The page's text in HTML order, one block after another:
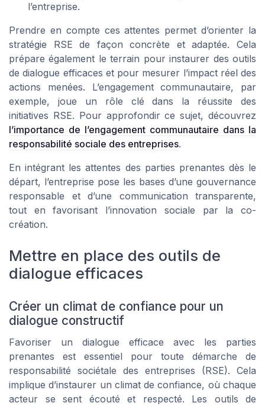
l’entreprise.
Prendre en compte ces attentes permet d’orienter la
stratégie RSE de façon concrète et adaptée. Cela
prépare également le terrain pour instaurer des outils
de dialogue efficaces et pour mesurer l’impact réel des
actions menées. L’engagement communautaire, par
exemple, joue un rôle clé dans la réussite des
initiatives RSE. Pour approfondir ce sujet, découvrez
l’importance de l’engagement communautaire dans la
responsabilité sociale des entreprises.
En intégrant les attentes des parties prenantes dès le
départ, l’entreprise pose les bases d’une gouvernance
responsable et d’une communication transparente,
tout en favorisant l’innovation sociale par la co-
création.
Mettre en place des outils de
dialogue efficaces
Créer un climat de confiance pour un
dialogue constructif
Favoriser un dialogue efficace avec les parties
prenantes est essentiel pour toute démarche de
responsabilité sociétale des entreprises (RSE). Cela
implique d’instaurer un climat de confiance, où chaque
acteur se sent écouté et respecté. Les outils de